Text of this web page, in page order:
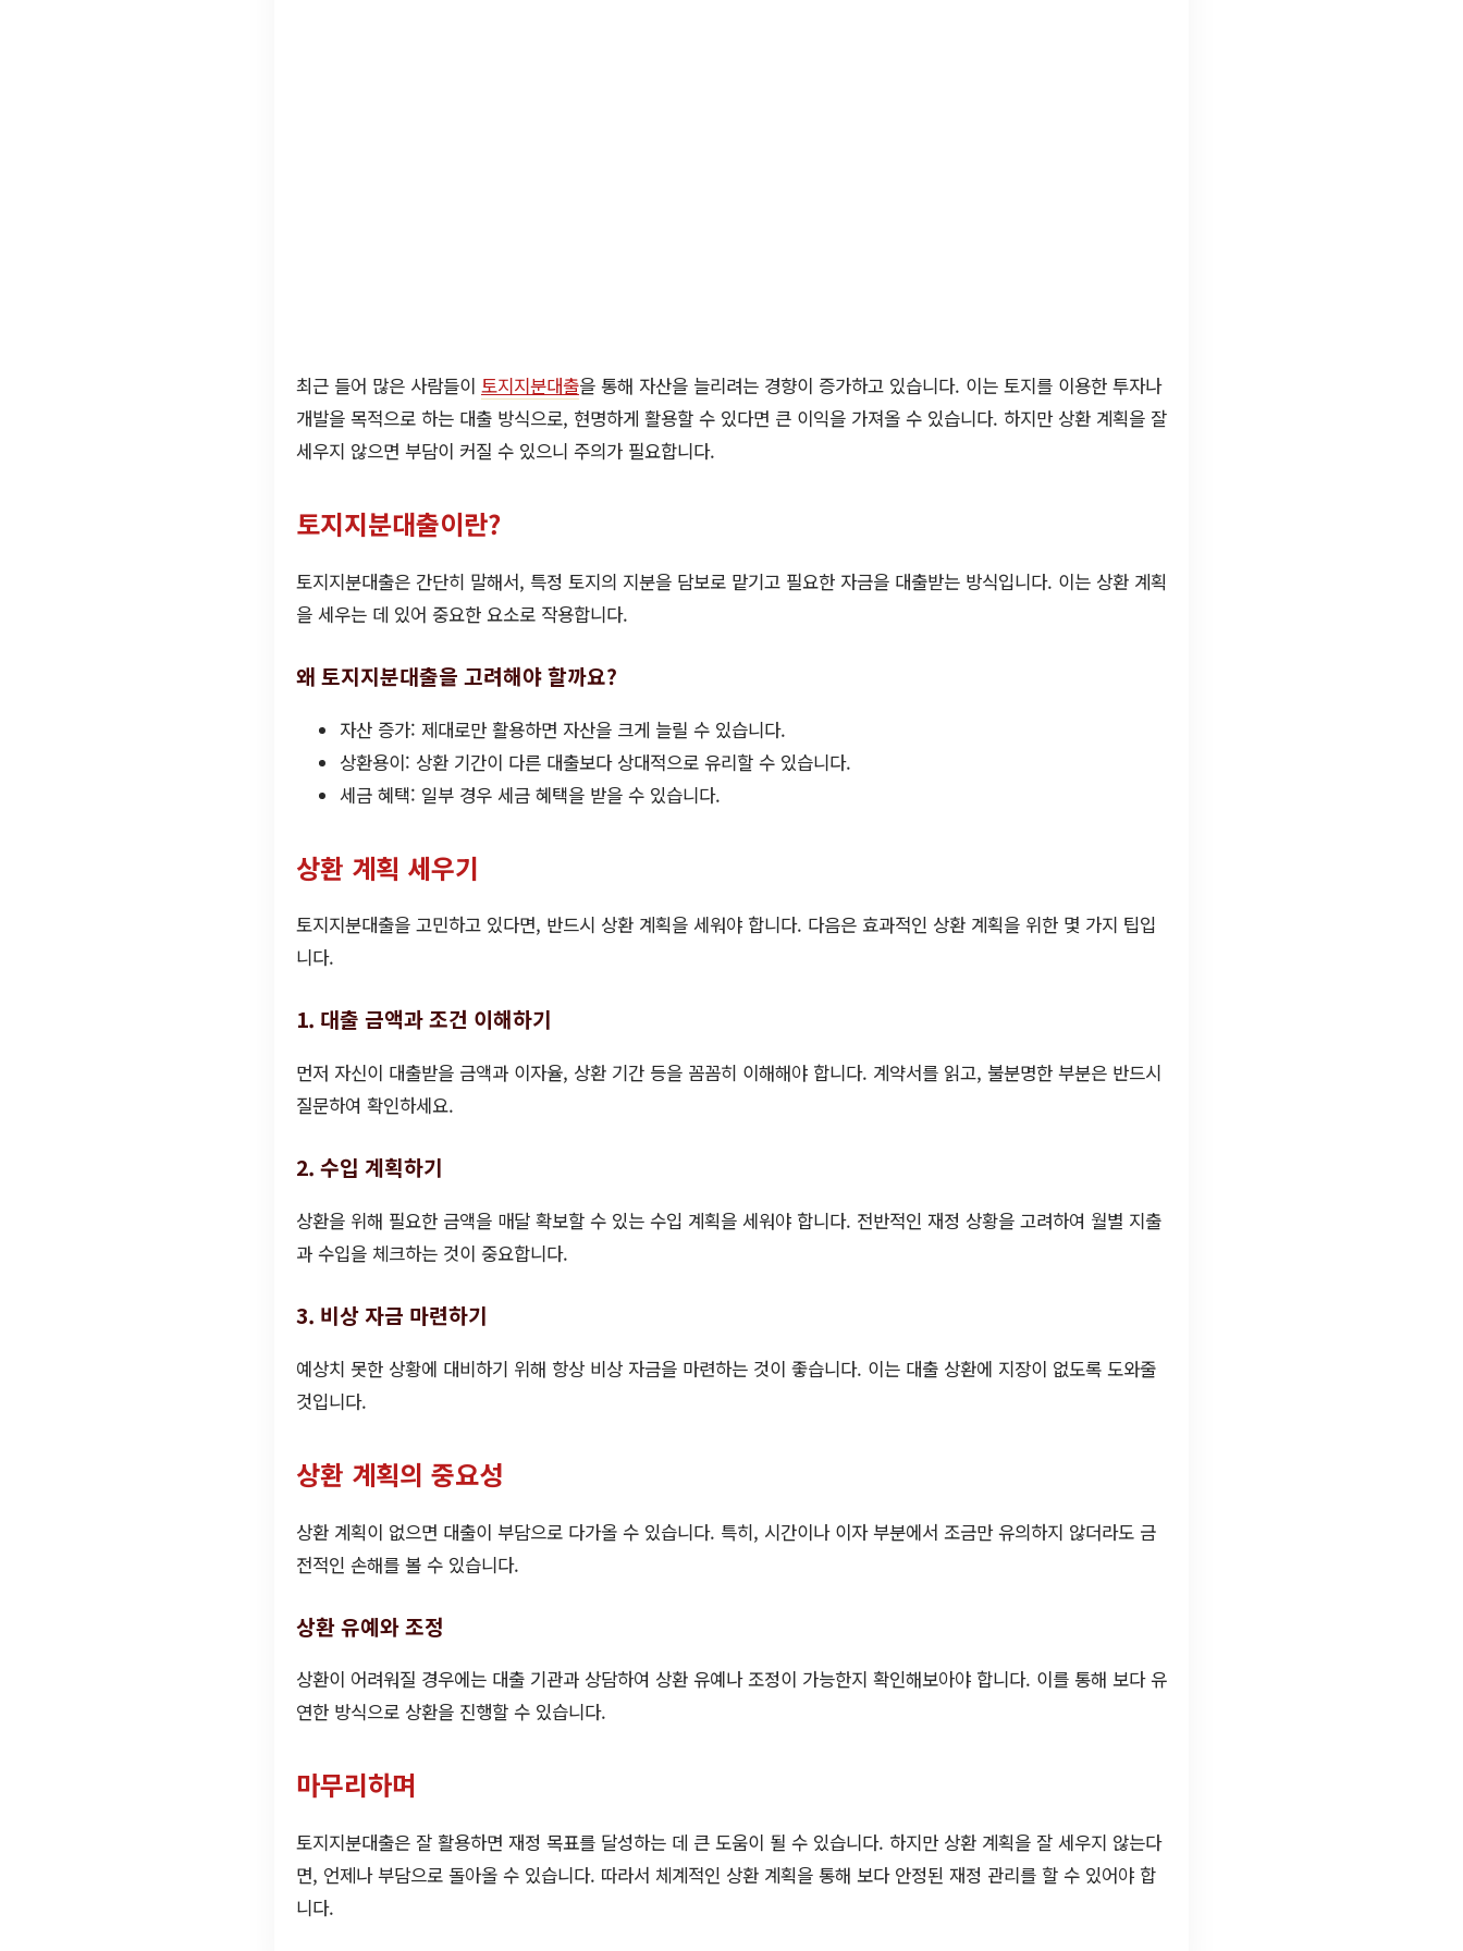
최근 들어 많은 사람들이 토지지분대출을 통해 자산을 늘리려는 경향이 증가하고 있습니다. 이는 토지를 이용한 투자나
개발을 목적으로 하는 대출 방식으로, 현명하게 활용할 수 있다면 큰 이익을 가져올 수 있습니다. 하지만 상환 계획을 잘
세우지 않으면 부담이 커질 수 있으니 주의가 필요합니다.
토지지분대출이란?
토지지분대출은 간단히 말해서, 특정 토지의 지분을 담보로 맡기고 필요한 자금을 대출받는 방식입니다. 이는 상환 계획
을 세우는 데 있어 중요한 요소로 작용합니다.
왜 토지지분대출을 고려해야 할까요?
자산 증가: 제대로만 활용하면 자산을 크게 늘릴 수 있습니다.
상환용이: 상환 기간이 다른 대출보다 상대적으로 유리할 수 있습니다.
세금 혜택: 일부 경우 세금 혜택을 받을 수 있습니다.
상환 계획 세우기
토지지분대출을 고민하고 있다면, 반드시 상환 계획을 세워야 합니다. 다음은 효과적인 상환 계획을 위한 몇 가지 팁입
니다.
1. 대출 금액과 조건 이해하기
먼저 자신이 대출받을 금액과 이자율, 상환 기간 등을 꼼꼼히 이해해야 합니다. 계약서를 읽고, 불분명한 부분은 반드시
질문하여 확인하세요.
2. 수입 계획하기
상환을 위해 필요한 금액을 매달 확보할 수 있는 수입 계획을 세워야 합니다. 전반적인 재정 상황을 고려하여 월별 지출
과 수입을 체크하는 것이 중요합니다.
3. 비상 자금 마련하기
예상치 못한 상황에 대비하기 위해 항상 비상 자금을 마련하는 것이 좋습니다. 이는 대출 상환에 지장이 없도록 도와줄
것입니다.
상환 계획의 중요성
상환 계획이 없으면 대출이 부담으로 다가올 수 있습니다. 특히, 시간이나 이자 부분에서 조금만 유의하지 않더라도 금
전적인 손해를 볼 수 있습니다.
상환 유예와 조정
상환이 어려워질 경우에는 대출 기관과 상담하여 상환 유예나 조정이 가능한지 확인해보아야 합니다. 이를 통해 보다 유
연한 방식으로 상환을 진행할 수 있습니다.
마무리하며
토지지분대출은 잘 활용하면 재정 목표를 달성하는 데 큰 도움이 될 수 있습니다. 하지만 상환 계획을 잘 세우지 않는다
면, 언제나 부담으로 돌아올 수 있습니다. 따라서 체계적인 상환 계획을 통해 보다 안정된 재정 관리를 할 수 있어야 합
니다.